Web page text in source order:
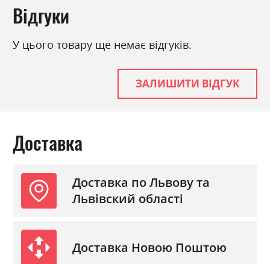
шарикові підвищеної міцності телескопічні
направляючі повного висуву; Завіса
підвищеної міцності з плавним
закриттям;Металеві фіксувальні, антивисувні
полкотримачі; Базова комплектація
антресолей та шаф міжсекційними стяжками;
З`єднання деталей за допомогою
58.0см
Фабрика:
Міромарк
Колір (Фасад):
дуб фрегат
Колір матеріалу
Стиль
Відгуки
У цього товару ще немає відгуків.
ЗАЛИШИТИ ВІДГУК
Доставка
Доставка по Львову та
Львівский області
Доставка Новою Поштою